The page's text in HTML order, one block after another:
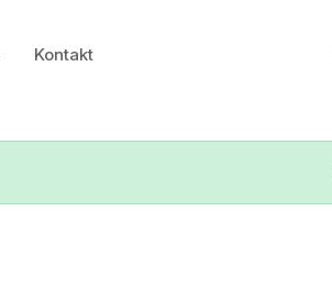
Kontakt